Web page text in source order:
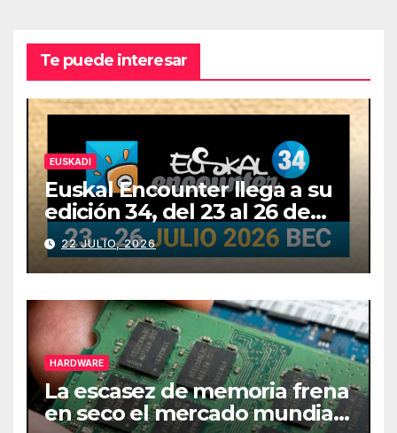
Te puede interesar
EUSKADI
Euskal Encounter llega a su
edición 34, del 23 al 26 de
julio
22 JULIO, 2026
HARDWARE
La escasez de memoria frena
en seco el mercado mundial